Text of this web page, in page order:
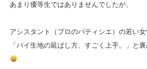
あまり優等生ではありませんでしたが、
アシスタント（プロのパティシエ）の若い女
「パイ生地の延ばし方、すごく上手。」と